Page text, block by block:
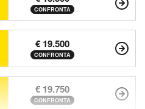
CONFRONTA
€ 19.500
CONFRONTA
€ 19.750
CONFRONTA